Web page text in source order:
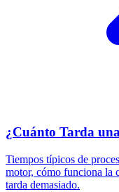
¿Cuánto Tarda
Tiempos típicos de
motor, cómo funciona la
tarda demasiado.